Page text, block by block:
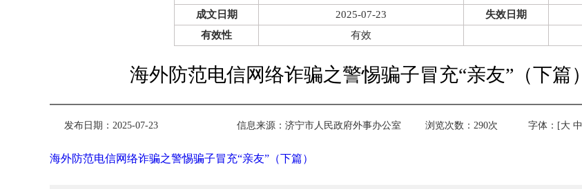
成文日期
2025-07-23
失效日期
有效性
有效
海外防范电信网络诈骗之警惕骗子冒充“亲友”（下篇）
发布日期：2025-07-23 信息来源： 济宁市人民政府外事办公室 浏览次数： 290次 字体：[大 中
海外防范电信网络诈骗之警惕骗子冒充“亲友”（下篇）